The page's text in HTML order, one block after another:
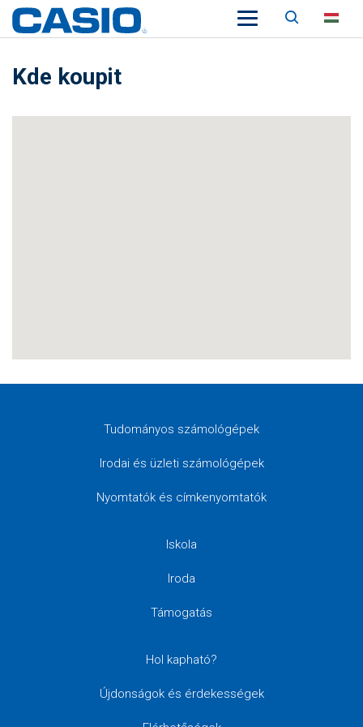
Keresés
Kde koupit
Tudományos számológépek
Irodai és üzleti számológépek
Nyomtatók és címkenyomtatók
Iskola
Iroda
Támogatás
Hol kapható?
Újdonságok és érdekességek